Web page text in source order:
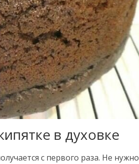
в духовке
с первого раза. Не нужно